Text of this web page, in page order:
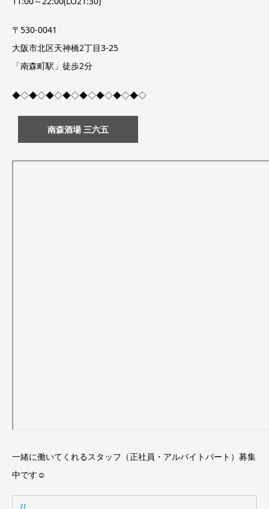
〒530-0041
大阪市北区天神橋2丁目3-25
「南森町駅」徒歩2分
◆◇◆◇◆◇◆◇◆◇◆◇◆◇◆◇
南森酒場 三六五
一緒に働いてくれるスタッフ（正社員・アルバイトパート）募集
中です☺